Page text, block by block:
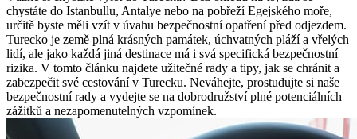
chystáte do Istanbullu, Antalye nebo na pobřeží Egejského moře,
určitě byste měli vzít v úvahu bezpečnostní opatření před odjezdem.
Turecko je země plná krásných památek, úchvatných pláží a vřelých
lidí, ale jako každá jiná destinace má i svá specifická bezpečnostní
rizika. V tomto článku najdete užitečné rady a tipy, jak se chránit a
zabezpečit své cestování v Turecku. Neváhejte, prostudujte si naše
bezpečnostní rady a vydejte se na dobrodružství plné potenciálních
zážitků a nezapomenutelných vzpomínek.